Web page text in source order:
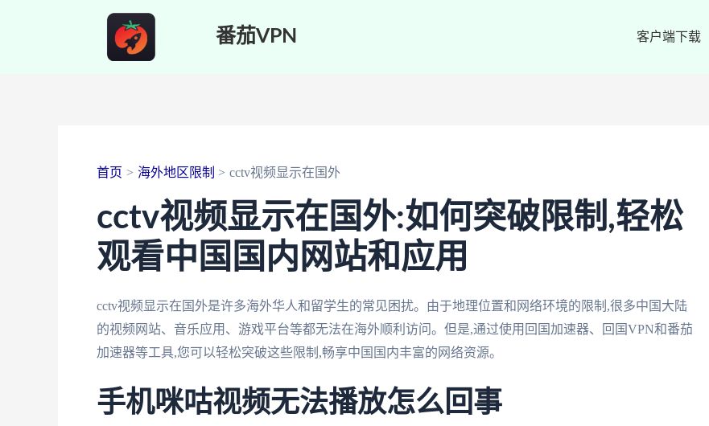
番茄VPN 客户端下载
首页 海外地区限制 cctv视频显示在国外
cctv视频显示在国外:如何突破限制,轻松
观看中国国内网站和应用
cctv视频显示在国外是许多海外华人和留学生的常见困扰。由于地理位置和网络环境的限制,很多中国大陆
的视频网站、音乐应用、游戏平台等都无法在海外顺利访问。但是,通过使用回国加速器、回国VPN和番茄
加速器等工具,您可以轻松突破这些限制,畅享中国国内丰富的网络资源。
手机咪咕视频无法播放怎么回事